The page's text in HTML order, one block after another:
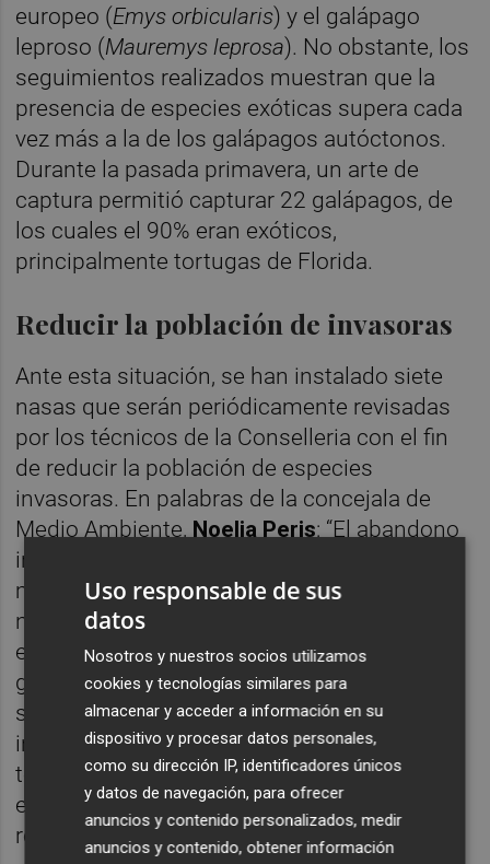
europeo (Emys orbicularis) y el galápago
leproso (Mauremys leprosa). No obstante, los
seguimientos realizados muestran que la
presencia de especies exóticas supera cada
vez más a la de los galápagos autóctonos.
Durante la pasada primavera, un arte de
captura permitió capturar 22 galápagos, de
los cuales el 90% eran exóticos,
principalmente tortugas de Florida.
Reducir la población de invasoras
Ante esta situación, se han instalado siete
nasas que serán periódicamente revisadas
por los técnicos de la Conselleria con el fin
de reducir la población de especies
invasoras. En palabras de la concejala de
Medio Ambiente, Noelia Peris: “El abandono
irresponsable de tortugas de Florida como
mascotas ha tenido consecuencias muy
negativas para nuestros ecosistemas. Estas
especies invasoras compiten con los
galápagos autóctonos y ponen en riesgo su
supervivencia.” Peris ha añadido que “con la
instalación de nasas y el seguimiento
técnico queremos frenar la expansión de
estas especies exóticas y favorecer la
recuperación de nuestra fauna.”
Uso responsable de sus
datos
Nosotros y nuestros socios utilizamos
cookies y tecnologías similares para
almacenar y acceder a información en su
dispositivo y procesar datos personales,
como su dirección IP, identificadores únicos
y datos de navegación, para ofrecer
anuncios y contenido personalizados, medir
anuncios y contenido, obtener información